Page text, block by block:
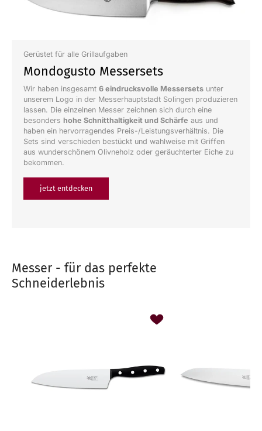
Gerüstet für alle Grillaufgaben
Mondogusto Messersets
Wir haben insgesamt 6 eindrucksvolle Messersets unter
unserem Logo in der Messerhauptstadt Solingen produzieren
lassen. Die einzelnen Messer zeichnen sich durch eine
besonders hohe Schnitthaltigkeit und Schärfe aus und
haben ein hervorragendes Preis-/Leistungsverhältnis. Die
Sets sind verschieden bestückt und wahlweise mit Griffen
aus wunderschönem Olivneholz oder geräuchterter Eiche zu
bekommen.
jetzt entdecken
Messer - für das perfekte
Schneiderlebnis